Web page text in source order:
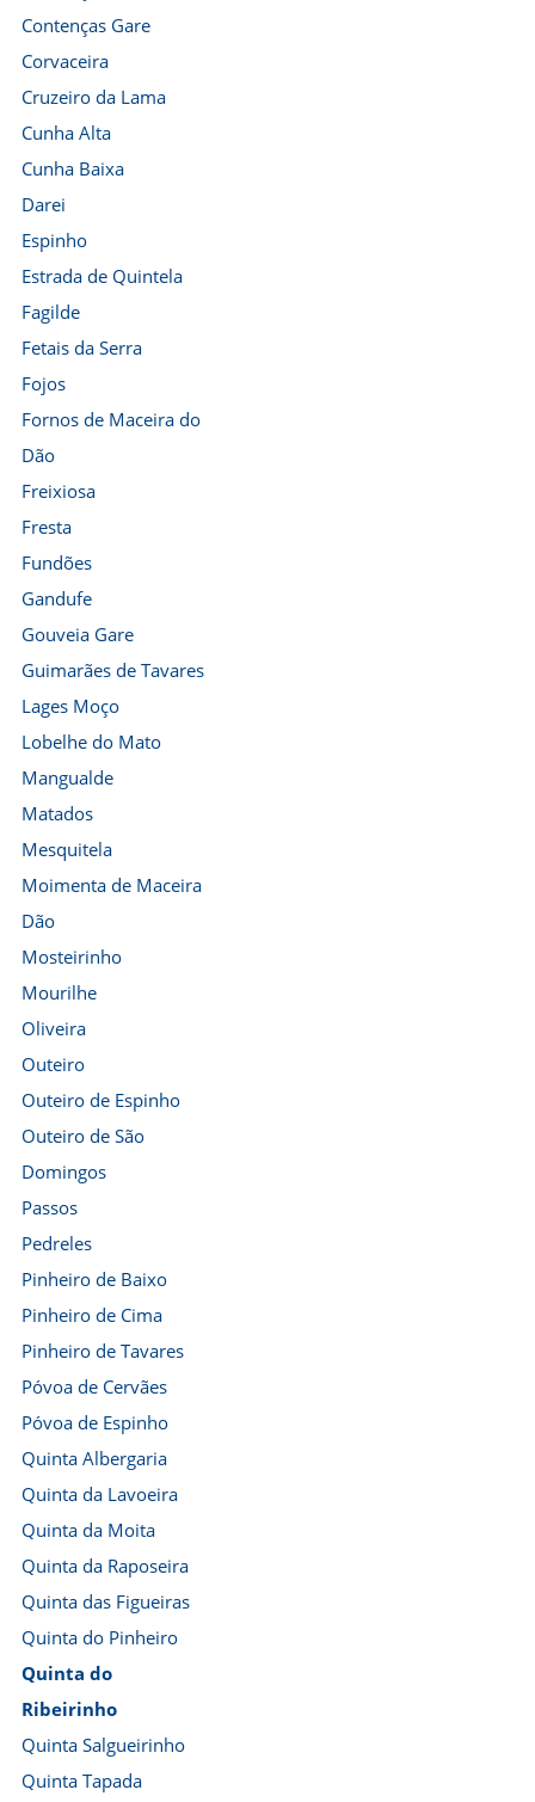
Contenças Gare
Corvaceira
Cruzeiro da Lama
Cunha Alta
Cunha Baixa
Darei
Espinho
Estrada de Quintela
Fagilde
Fetais da Serra
Fojos
Fornos de Maceira do
Dão
Freixiosa
Fresta
Fundões
Gandufe
Gouveia Gare
Guimarães de Tavares
Lages Moço
Lobelhe do Mato
Mangualde
Matados
Mesquitela
Moimenta de Maceira
Dão
Mosteirinho
Mourilhe
Oliveira
Outeiro
Outeiro de Espinho
Outeiro de São
Domingos
Passos
Pedreles
Pinheiro de Baixo
Pinheiro de Cima
Pinheiro de Tavares
Póvoa de Cervães
Póvoa de Espinho
Quinta Albergaria
Quinta da Lavoeira
Quinta da Moita
Quinta da Raposeira
Quinta das Figueiras
Quinta do Pinheiro
Quinta do
Ribeirinho
Quinta Salgueirinho
Quinta Tapada